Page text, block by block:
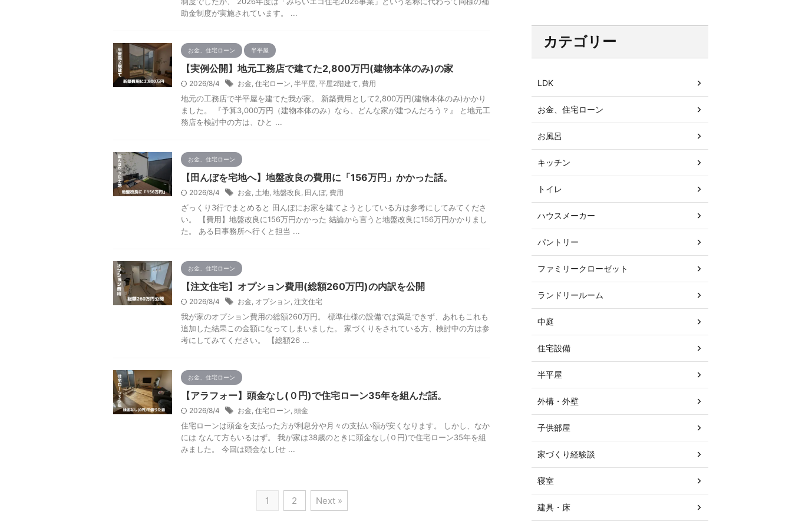
助金制度が実施されています。 ...
お金、住宅ローン 半平屋
【実例公開】地元工務店で建てた2,800万円(建物本体のみ)の家
2026/8/4 お金, 住宅ローン, 半平屋, 平屋2階建て, 費用
地元の工務店で半平屋を建てた我が家。 新築費用として2,800万円(建物本体のみ)かかり
ました。 『予算3,000万円（建物本体のみ）なら、どんな家が建つんだろう？』 と地元工
務店を検討中の方は、ひと ...
お金、住宅ローン
【田んぼを宅地へ】地盤改良の費用に「156万円」かかった話。
2026/8/4 お金, 土地, 地盤改良 , 田んぼ, 費用
ざっくり3行でまとめると 田んぼにお家を建てようとしている方は参考にしてみてくださ
い。 【費用】地盤改良に156万円かかった 結論から言うと地盤改良に156万円かかりまし
た。 ある日事務所へ行くと担当 ...
お金、住宅ローン
【注文住宅】オプション費用(総額260万円)の内訳を公開
2026/8/4 お金, オプション, 注文住宅
我が家のオプション費用の総額260万円。 標準仕様の設備では満足できず、あれもこれも
追加した結果この金額になってしまいました。 家づくりをされている方、検討中の方は参
考にしてみてください。 【総額26 ...
お金、住宅ローン
【アラフォー】頭金なし(０円)で住宅ローン35年を組んだ話。
2026/8/4 お金, 住宅ローン, 頭金
住宅ローンは頭金を支払った方が利息分や月々の支払い額が安くなります。 しかし、なか
には なんて方もいるはず。 我が家は38歳のときに頭金なし(０円)で住宅ローン35年を組
みました。 今回は頭金なし(せ ...
1 2 Next »
カテゴリー
LDK
お金、住宅ローン
お風呂
キッチン
トイレ
ハウスメーカー
パントリー
ファミリークローゼット
ランドリールーム
中庭
住宅設備
半平屋
外構・外壁
子供部屋
家づくり経験談
寝室
建具・床